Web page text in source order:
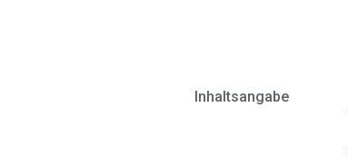
Inhaltsangabe